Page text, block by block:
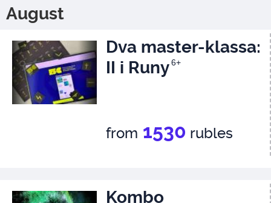
August
Dva master-klassa:
II i Runy6+
from 1530 rubles
Kombo